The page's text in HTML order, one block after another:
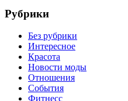
Рубрики
Без рубрики
Интересное
Красота
Новости моды
Отношения
События
Фитнесс